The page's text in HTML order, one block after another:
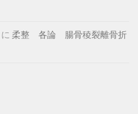
に 柔整 各論 腸骨稜裂離骨折